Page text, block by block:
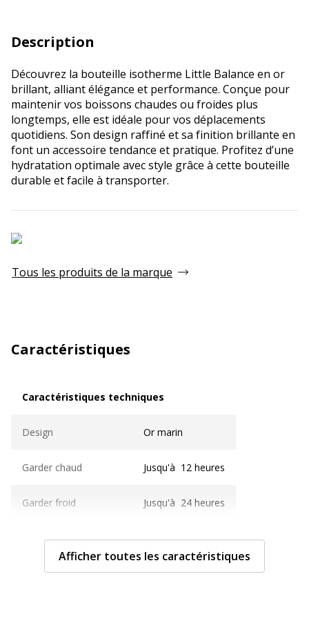
Description
Découvrez la bouteille isotherme Little Balance en or
brillant, alliant élégance et performance. Conçue pour
maintenir vos boissons chaudes ou froides plus
longtemps, elle est idéale pour vos déplacements
quotidiens. Son design raffiné et sa finition brillante en
font un accessoire tendance et pratique. Profitez d’une
hydratation optimale avec style grâce à cette bouteille
durable et facile à transporter.
Tous les produits de la marque
Caractéristiques
Caractéristiques techniques
Design Or marin
Garder chaud Jusqu'à 12 heures
Garder froid Jusqu'à 24 heures
Matériau(x) du produit Acier inoxydable
Taille 7.1 cm diameter
Afficher toutes les caractéristiques